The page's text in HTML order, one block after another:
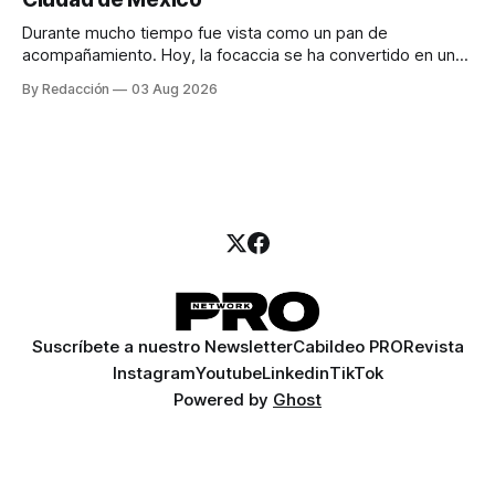
llamadas y mensajes, y —con suerte— una persona
Durante mucho tiempo fue vista como un pan de
acompañamiento. Hoy, la focaccia se ha convertido en uno
artesanal, ingredientes de calidad y experiencias que
By Redacción 03 Aug 2026
Suscríbete a nuestro NewsletterCabildeo PRORevista
InstagramYoutubeLinkedinTikTok
Powered by Ghost